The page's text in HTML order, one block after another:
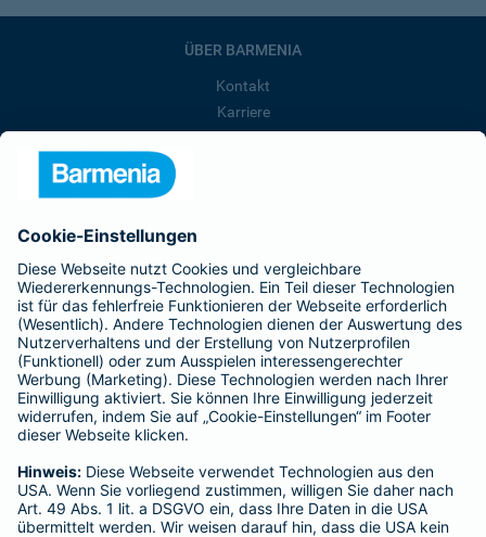
ÜBER BARMENIA
Kontakt
Karriere
Barmenia ist Teil der BarmeniaGothaer
BELIEBTE SEITEN
Kranken-Zusatzversicherung
Tierversicherungen
Haftpflichtversicherung
Hausratversicherung
Adresse ändern
Schaden melden